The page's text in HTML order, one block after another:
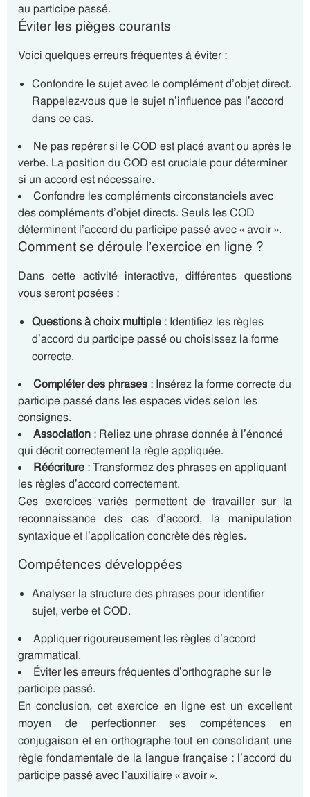
au participe passé.
Éviter les pièges courants
Voici quelques erreurs fréquentes à éviter :
Confondre le sujet avec le complément d’objet direct.
Rappelez-vous que le sujet n’influence pas l’accord
dans ce cas.
Ne pas repérer si le COD est placé avant ou après le
verbe. La position du COD est cruciale pour déterminer
si un accord est nécessaire.
Confondre les compléments circonstanciels avec
des compléments d’objet directs. Seuls les COD
déterminent l’accord du participe passé avec « avoir ».
Comment se déroule l’exercice en ligne ?
Dans cette activité interactive, différentes questions
vous seront posées :
Questions à choix multiple : Identifiez les règles
d’accord du participe passé ou choisissez la forme
correcte.
Compléter des phrases : Insérez la forme correcte du
participe passé dans les espaces vides selon les
consignes.
Association : Reliez une phrase donnée à l’énoncé
qui décrit correctement la règle appliquée.
Réécriture : Transformez des phrases en appliquant
les règles d’accord correctement.
Ces exercices variés permettent de travailler sur la
reconnaissance des cas d’accord, la manipulation
syntaxique et l’application concrète des règles.
Compétences développées
Analyser la structure des phrases pour identifier
sujet, verbe et COD.
Appliquer rigoureusement les règles d’accord
grammatical.
Éviter les erreurs fréquentes d’orthographe sur le
participe passé.
En conclusion, cet exercice en ligne est un excellent
moyen de perfectionner ses compétences en
conjugaison et en orthographe tout en consolidant une
règle fondamentale de la langue française : l’accord du
participe passé avec l’auxiliaire « avoir ».